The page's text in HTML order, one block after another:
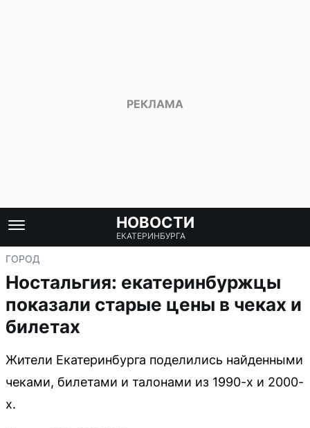
НОВОСТИ
ЕКАТЕРИНБУРГА
ГОРОД
Ностальгия: екатеринбуржцы
показали старые цены в чеках и
билетах
Жители Екатеринбурга поделились найденными
чеками, билетами и талонами из 1990-х и 2000-
х.